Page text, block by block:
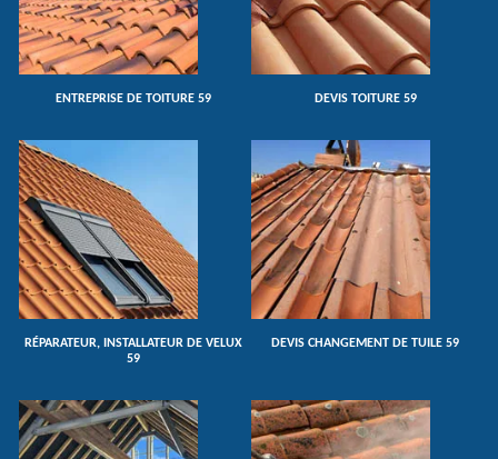
ENTREPRISE DE TOITURE 59 DEVIS TOITURE 59
RÉPARATEUR, INSTALLATEUR DE VELUX
59
DEVIS CHANGEMENT DE TUILE 59